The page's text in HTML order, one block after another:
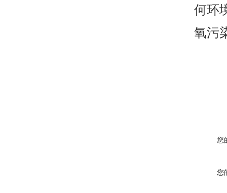
何环
氧污
您
您